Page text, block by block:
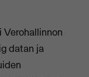
datan ja